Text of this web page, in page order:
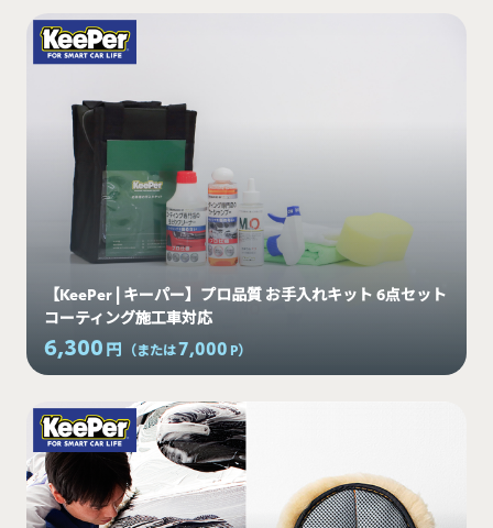
【KeePer | キーパー】プロ品質 お手入れキット 6点セット
コーティング施工車対応
6,300 円 （または7,000 P）